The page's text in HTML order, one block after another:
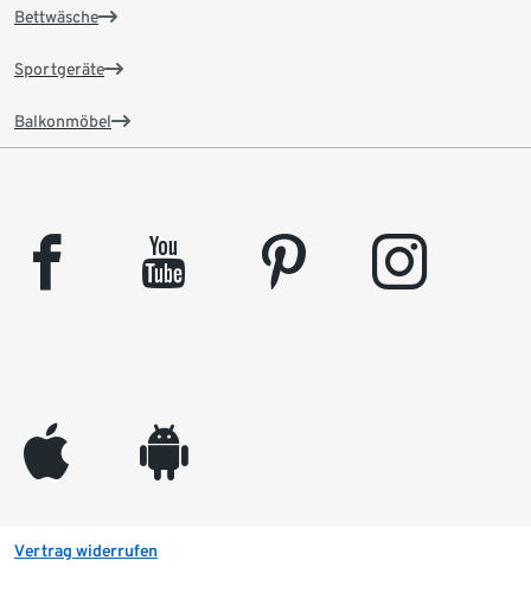
Bettwäsche
Sportgeräte
Balkonmöbel
facebook youtube pinterest instagram
appleinc android
Vertrag widerrufen